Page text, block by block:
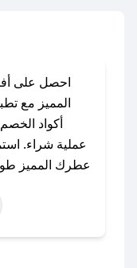
احصل على
المميز مع
أكواد
عملية شراء.
عطرك المميز
عيد
نوفمبر)،